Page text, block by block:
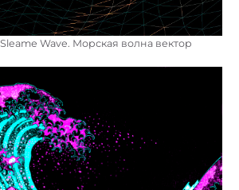
Wave. Морская волна вектор